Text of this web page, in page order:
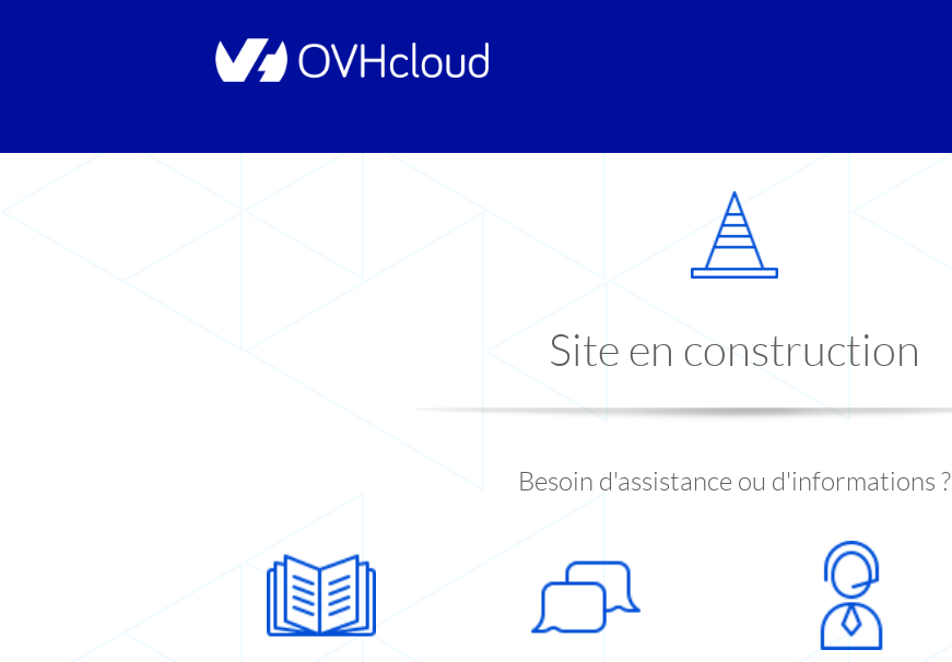
Site en construction
Besoin d'assistance ou d'informations ?